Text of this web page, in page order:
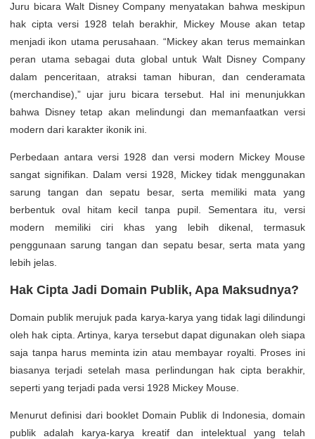
Juru bicara Walt Disney Company menyatakan bahwa meskipun
hak cipta versi 1928 telah berakhir, Mickey Mouse akan tetap
menjadi ikon utama perusahaan. “Mickey akan terus memainkan
peran utama sebagai duta global untuk Walt Disney Company
dalam penceritaan, atraksi taman hiburan, dan cenderamata
(merchandise),” ujar juru bicara tersebut. Hal ini menunjukkan
bahwa Disney tetap akan melindungi dan memanfaatkan versi
modern dari karakter ikonik ini.
Perbedaan antara versi 1928 dan versi modern Mickey Mouse
sangat signifikan. Dalam versi 1928, Mickey tidak menggunakan
sarung tangan dan sepatu besar, serta memiliki mata yang
berbentuk oval hitam kecil tanpa pupil. Sementara itu, versi
modern memiliki ciri khas yang lebih dikenal, termasuk
penggunaan sarung tangan dan sepatu besar, serta mata yang
lebih jelas.
Hak Cipta Jadi Domain Publik, Apa Maksudnya?
Domain publik merujuk pada karya-karya yang tidak lagi dilindungi
oleh hak cipta. Artinya, karya tersebut dapat digunakan oleh siapa
saja tanpa harus meminta izin atau membayar royalti. Proses ini
biasanya terjadi setelah masa perlindungan hak cipta berakhir,
seperti yang terjadi pada versi 1928 Mickey Mouse.
Menurut definisi dari booklet Domain Publik di Indonesia, domain
publik adalah karya-karya kreatif dan intelektual yang telah